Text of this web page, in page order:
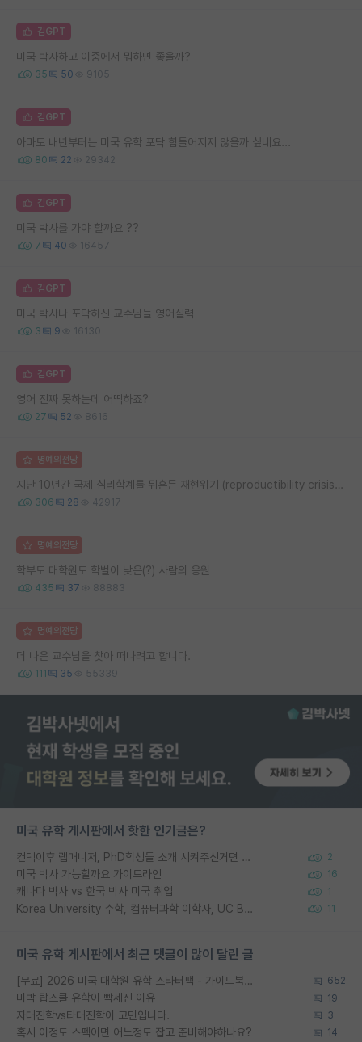
김GPT
미국 박사하고 이중에서 뭐하면 좋을까?
35 50 9105
김GPT
아마도 내년부터는 미국 유학 포닥 힘들어지지 않을까 싶네요...
80 22 29342
김GPT
미국 박사를 가야 할까요 ??
7 40 16457
김GPT
미국 박사나 포닥하신 교수님들 영어실력
3 9 16130
김GPT
영어 진짜 못하는데 어떡하죠?
27 52 8616
명예의전당
지난 10년간 국제 심리학계를 뒤흔든 재현위기 (reproductibility crisis) 요약 (1편)
306 28 42917
명예의전당
학부도 대학원도 학벌이 낮은(?) 사람의 응원
435 37 88883
명예의전당
더 나은 교수님을 찾아 떠나려고 합니다.
111 35 55339
미국 유학 게시판에서 핫한 인기글은?
컨택이후 랩매니저, PhD학생들 소개 시켜주신거면 거의 컨펌에 가깝나요? 2
미국 박사 가능할까요 가이드라인 16
캐나다 박사 vs 한국 박사 미국 취업 1
Korea University 수학, 컴퓨터과학 이학사, UC Berkeley 산업공학 대학원 공학박사가 되는 것은 쉽지 않겠죠? 11
미국 유학 게시판에서 최근 댓글이 많이 달린 글
[무료] 2026 미국 대학원 유학 스타터팩 - 가이드북 & 합격자 컨택메일 템플릿 652
미박 탑스쿨 유학이 빡세진 이유 19
자대진학vs타대진학이 고민입니다. 3
혹시 이정도 스펙이면 어느정도 잡고 준비해야하나요? 14